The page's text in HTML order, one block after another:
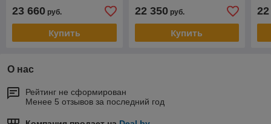
23 660 руб.
Купить
22 350руб.
Купить
О нас
Рейтинг не сформирован
Менее 5 отзывов за последний год